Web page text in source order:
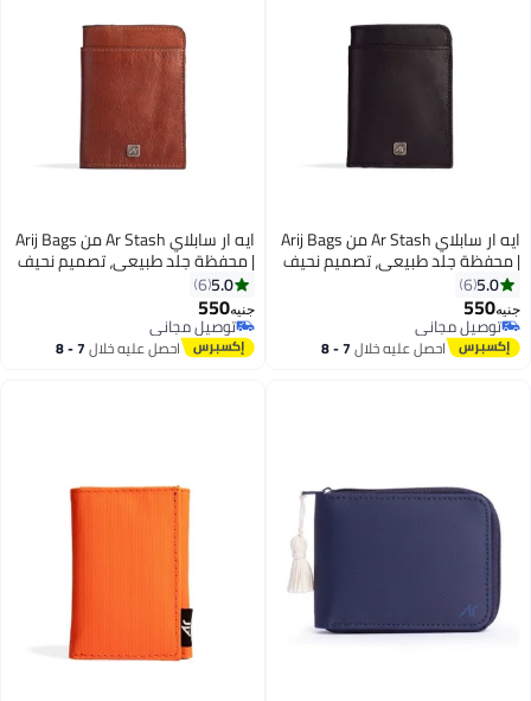
3
ايه ار سابلاي Ar Stash من Arij Bags
| محفظة جلد طبيعي، تصميم نحيف
بجيوب متعددة للكروت، سوستة
للفكة، تنظيم عملي للكروت والنقود
(أسود)
5.0
6
جنيه550
توصيل مجاني
توصيل مجانياحصل عليه خلال 7 - 8
3
ايه ار سابلاي Ar Stash من Arij Bags
| محفظة جلد طبيعي، تصميم نحيف
بجيوب متعددة للكروت، سوستة
للفكة، تنظيم عملي للكروت والنقود
(هافان)
5.0
6
جنيه550
توصيل مجاني
توصيل مجانياحصل عليه خلال 7 - 8